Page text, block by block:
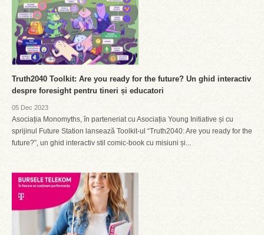
Truth2040 Toolkit: Are you ready for the future? Un ghid interactiv
despre foresight pentru tineri și educatori
05 Dec 2023
Asociația Monomyths, în parteneriat cu Asociația Young Initiative și cu
sprijinul Future Station lansează Toolkit-ul “Truth2040: Are you ready for the
future?”, un ghid interactiv stil comic-book cu misiuni și...